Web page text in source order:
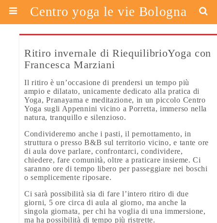
Centro yoga le vie Bologna
Ritiro invernale di RiequilibrioYoga con
Francesca Marziani
Il ritiro è un’occasione di prendersi un tempo più
ampio e dilatato, unicamente dedicato alla pratica di
Yoga, Pranayama e meditazione, in un piccolo Centro
Yoga sugli Appennini vicino a Porretta, immerso nella
natura, tranquillo e silenzioso.
Condivideremo anche i pasti, il pernottamento, in
struttura o presso B&B sul territorio vicino, e tante ore
di aula dove parlare, confrontarci, condividere,
chiedere, fare comunità, oltre a praticare insieme. Ci
saranno ore di tempo libero per passeggiare nei boschi
o semplicemente riposare.
Ci sarà possibilità sia di fare l’intero ritiro di due
giorni, 5 ore circa di aula al giorno, ma anche la
singola giornata, per chi ha voglia di una immersione,
ma ha possibilità di tempo più ristrette.